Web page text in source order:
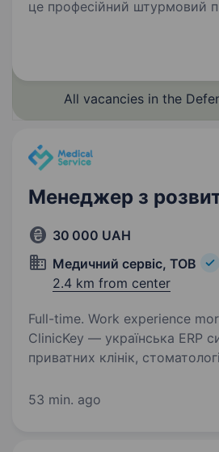
це професійний штурмовий
на хвилі Революції
у 2014−2022…
All vacancies in the
Менеджер з
30 000 UAH
Медичний сервіс, ТОВ
2.4 km from center
Full-time. Work experience
ClinicKey — українська ERP
приватних клінік,
світів — ІТ-продуктів і
53 min. ago